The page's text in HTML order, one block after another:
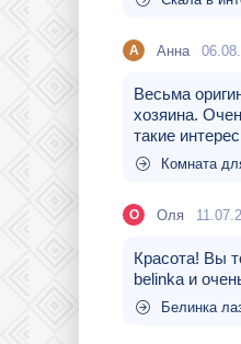
A Aнна
Весьма
хозяина.
такие
Комната
О Оля
Красота! Вы
belinka и
Белинка